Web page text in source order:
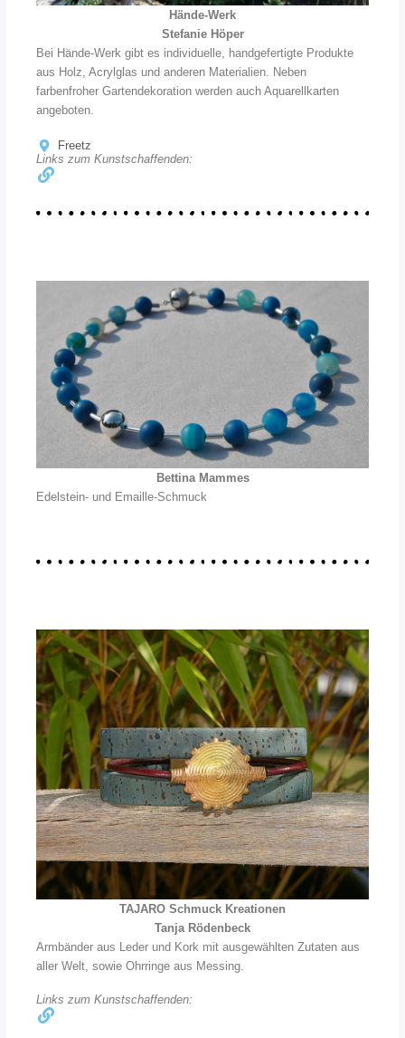
Hände-Werk
Stefanie Höper
Bei Hände-Werk gibt es individuelle, handgefertigte Produkte
aus Holz, Acrylglas und anderen Materialien. Neben
farbenfroher Gartendekoration werden auch Aquarellkarten
angeboten.
Freetz
Links zum Kunstschaffenden:
Bettina Mammes
Edelstein- und Emaille-Schmuck
TAJARO Schmuck Kreationen
Tanja Rödenbeck
Armbänder aus Leder und Kork mit ausgewählten Zutaten aus
aller Welt, sowie Ohrringe aus Messing.
Links zum Kunstschaffenden: